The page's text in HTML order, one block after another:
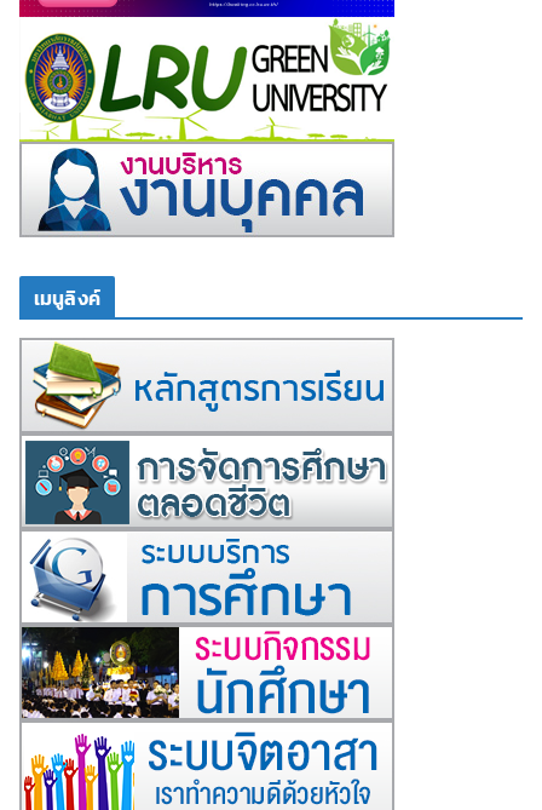
เมนูลิงค์